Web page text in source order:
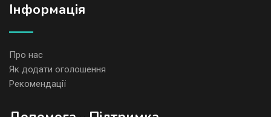
Iнформація
Про нас
Як додати оголошення
Рекомендації